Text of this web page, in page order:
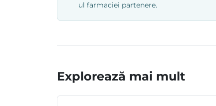
ul farmaciei partenere.
Explorează mai mult